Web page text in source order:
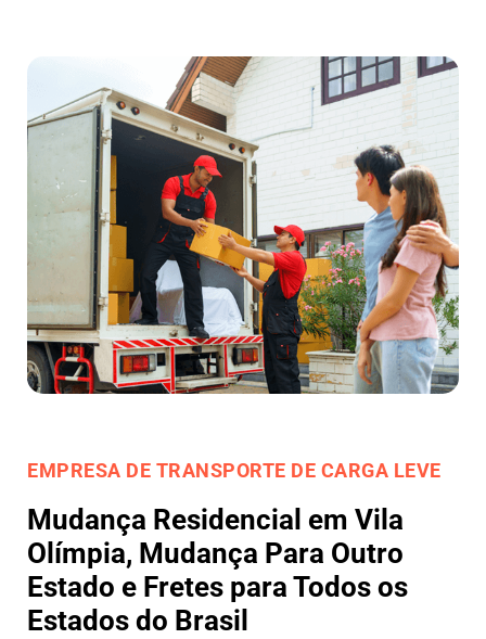
EMPRESA DE TRANSPORTE DE CARGA LEVE
Mudança Residencial em Vila
Olímpia, Mudança Para Outro
Estado e Fretes para Todos os
Estados do Brasil